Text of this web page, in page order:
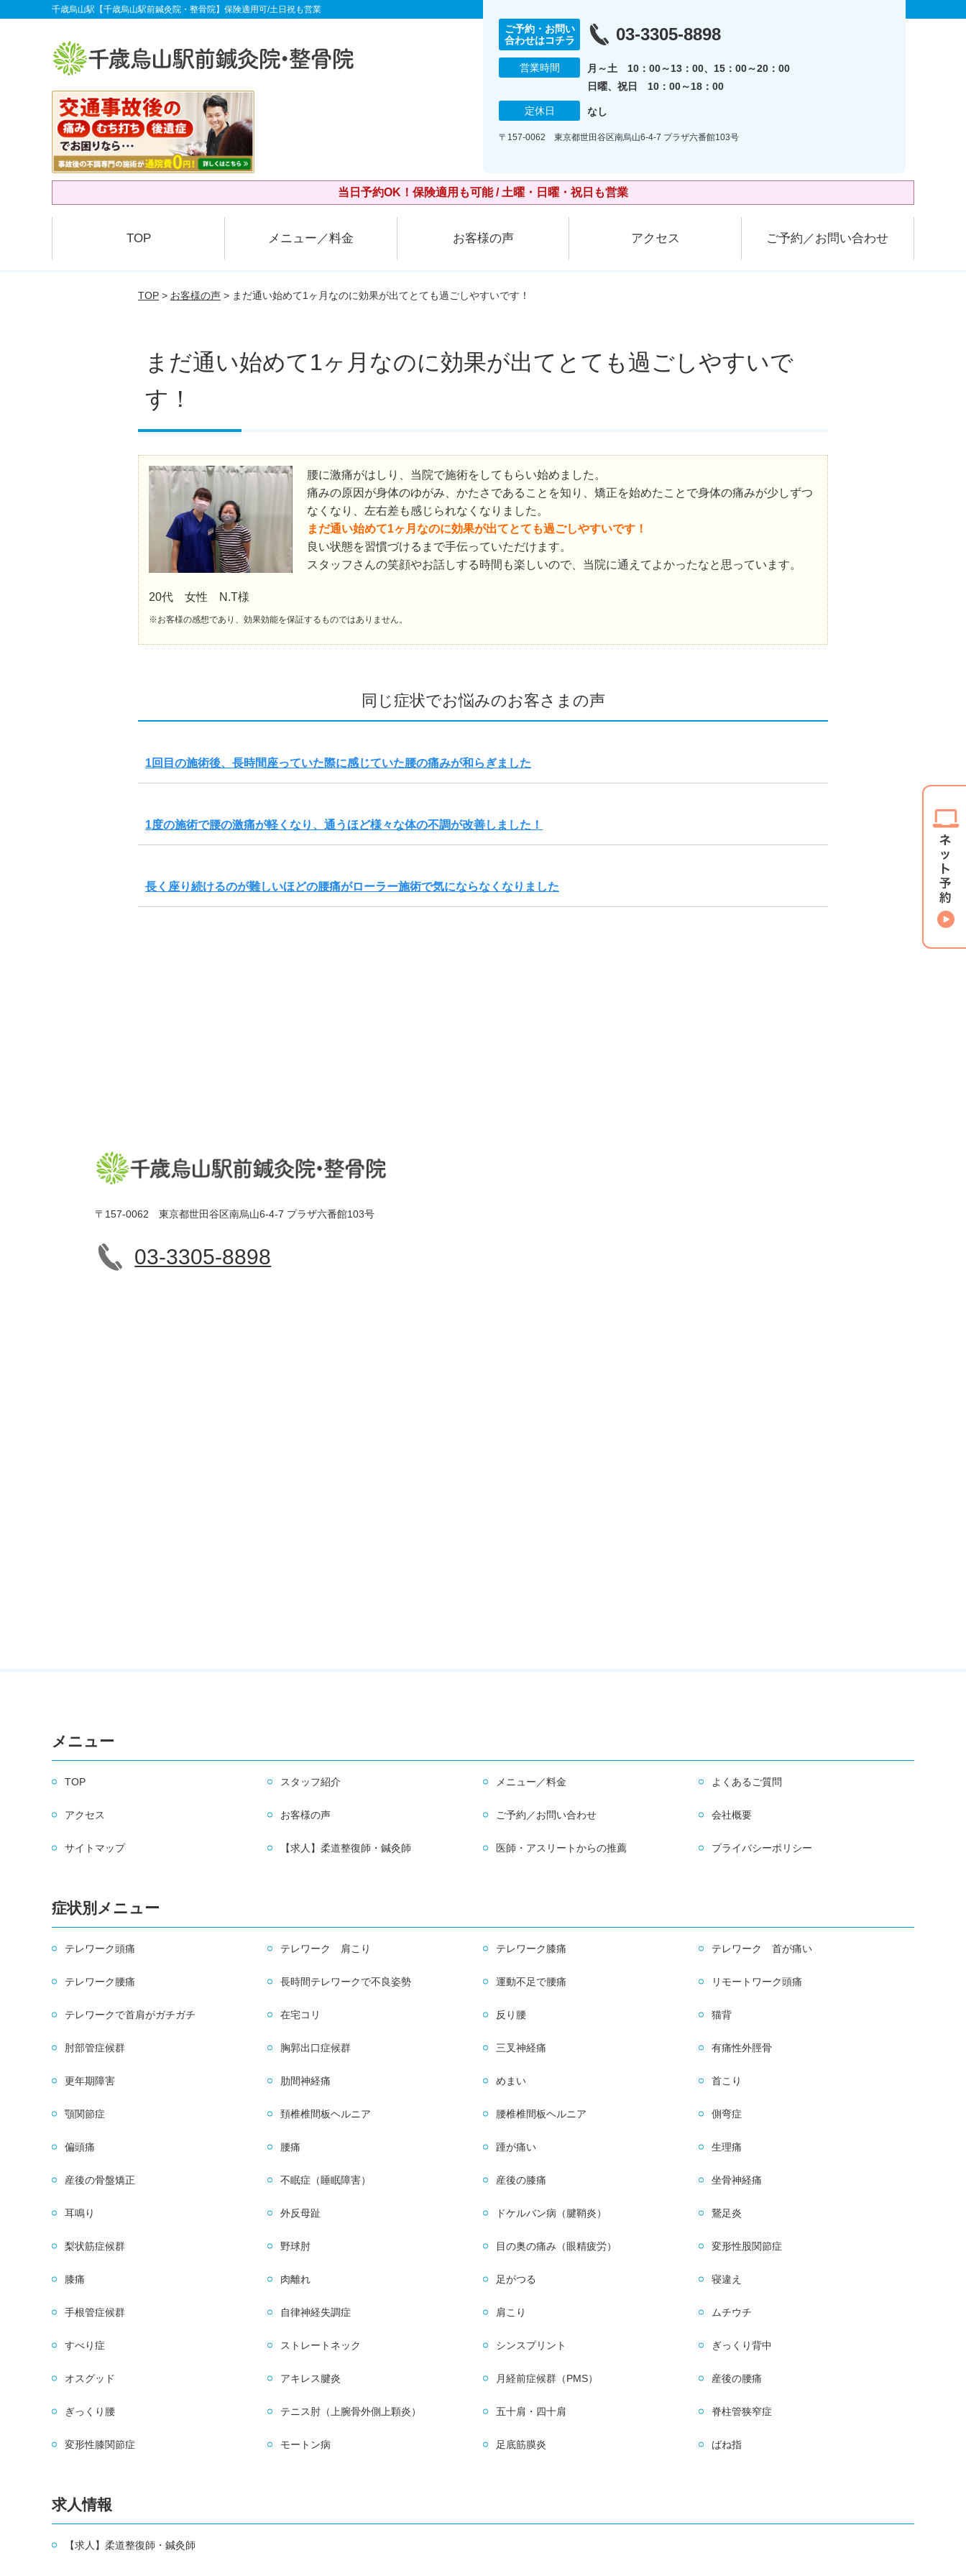
千歳烏山駅【千歳烏山駅前鍼灸院・整骨院】保険適用可/土日祝も営業
ご予約・お問い
合わせはコチラ
03-3305-8898
営業時間
月～土 10：00～13：00、15：00～20：00
日曜、祝日 10：00～18：00
定休日 なし
〒157-0062 東京都世田谷区南烏山6-4-7 プラザ六番館103号
当日予約OK！保険適用も可能 / 土曜・日曜・祝日も営業
TOP メニュー／料金 お客様の声 アクセス ご予約／お問い合わせ
TOP > お客様の声 > まだ通い始めて1ヶ月なのに効果が出てとても過ごしやすいです！
まだ通い始めて1ヶ月なのに効果が出てとても過ごしやすいで
す！
腰に激痛がはしり、当院で施術をしてもらい始めました。
痛みの原因が身体のゆがみ、かたさであることを知り、矯正を始めたことで身体の痛みが少しずつ
なくなり、左右差も感じられなくなりました。
まだ通い始めて1ヶ月なのに効果が出てとても過ごしやすいです！
良い状態を習慣づけるまで手伝っていただけます。
スタッフさんの笑顔やお話しする時間も楽しいので、当院に通えてよかったなと思っています。
20代 女性 N.T様
※お客様の感想であり、効果効能を保証するものではありません。
同じ症状でお悩みのお客さまの声
1回目の施術後、長時間座っていた際に感じていた腰の痛みが和らぎました
1度の施術で腰の激痛が軽くなり、通うほど様々な体の不調が改善しました！
長く座り続けるのが難しいほどの腰痛がローラー施術で気にならなくなりました
〒157-0062 東京都世田谷区南烏山6-4-7 プラザ六番館103号
03-3305-8898
メニュー
TOP スタッフ紹介 メニュー／料金 よくあるご質問
アクセス お客様の声 ご予約／お問い合わせ 会社概要
サイトマップ 【求人】柔道整復師・鍼灸師 医師・アスリートからの推薦 プライバシーポリシー
症状別メニュー
テレワーク頭痛 テレワーク 肩こり テレワーク膝痛 テレワーク 首が痛い
テレワーク腰痛 長時間テレワークで不良姿勢 運動不足で腰痛 リモートワーク頭痛
テレワークで首肩がガチガチ 在宅コリ 反り腰 猫背
肘部管症候群 胸郭出口症候群 三叉神経痛 有痛性外脛骨
更年期障害 肋間神経痛 めまい 首こり
顎関節症 頚椎椎間板ヘルニア 腰椎椎間板ヘルニア 側弯症
偏頭痛 腰痛 踵が痛い 生理痛
産後の骨盤矯正 不眠症（睡眠障害） 産後の膝痛 坐骨神経痛
耳鳴り 外反母趾 ドケルバン病（腱鞘炎） 鵞足炎
梨状筋症候群 野球肘 目の奥の痛み（眼精疲労） 変形性股関節症
膝痛 肉離れ 足がつる 寝違え
手根管症候群 自律神経失調症 肩こり ムチウチ
すべり症 ストレートネック シンスプリント ぎっくり背中
オスグッド アキレス腱炎 月経前症候群（PMS） 産後の腰痛
ぎっくり腰 テニス肘（上腕骨外側上顆炎） 五十肩・四十肩 脊柱管狭窄症
変形性膝関節症 モートン病 足底筋膜炎 ばね指
求人情報
【求人】柔道整復師・鍼灸師